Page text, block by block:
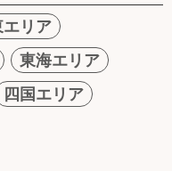
エリア
東海エリア
四国エリア